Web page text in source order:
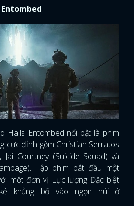
Halls Entombed nổi bật là phim
cực đỉnh gồm Christian Serratos
Jai Courtney (Suicide Squad) và
Tập phim bắt đầu một
một đơn vị Lực lượng Đặc biệt
khủng bố vào ngọn núi ở